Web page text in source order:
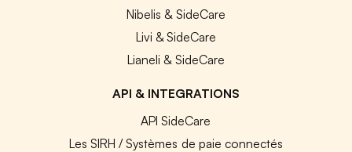
Nibelis & SideCare
Livi & SideCare
Lianeli & SideCare
API & INTEGRATIONS
API SideCare
Les SIRH / Systèmes de paie connectés